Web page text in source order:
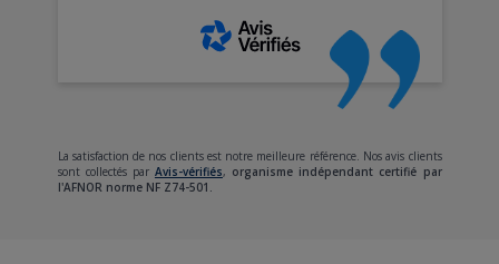
La satisfaction de nos clients est notre meilleure référence. Nos avis clients
sont collectés par Avis-vérifiés, organisme indépendant certifié par
l'AFNOR norme NF Z74-501.